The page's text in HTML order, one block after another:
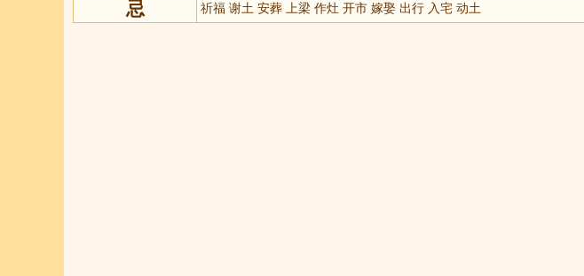
忌 祈福 谢土 安葬 上梁 作灶 开市 嫁娶 出行 入宅 动土